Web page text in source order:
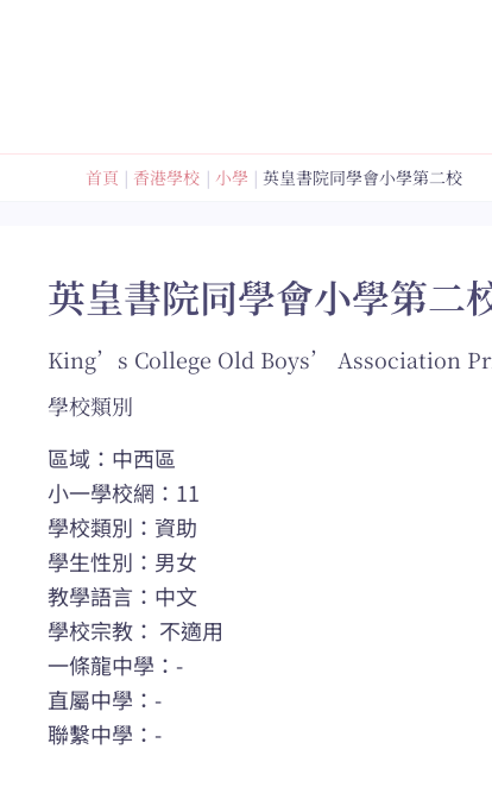
首頁 香港學校 小學 英皇書院同學會小學第二校
英皇書院同學會小學第二
King’s College Old Boys’ Association
學校類別
區域：中西區
小一學校網：11
學校類別：資助
學生性別：男女
教學語言：中文
學校宗教： 不適用
一條龍中學：-
直屬中學：-
聯繫中學：-